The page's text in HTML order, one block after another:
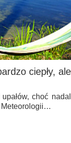
ciepły, ale
choć nadal
Meteorologii…